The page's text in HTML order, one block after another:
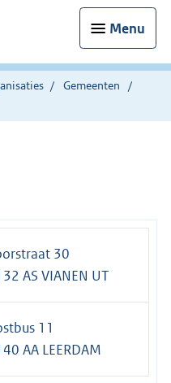
Menu
Gemeenten
30
AS VIANEN UT
11
AA LEERDAM